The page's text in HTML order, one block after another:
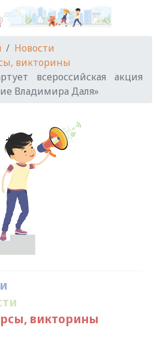
Новости
викторины
всероссийская акция
Владимира Даля»
викторины